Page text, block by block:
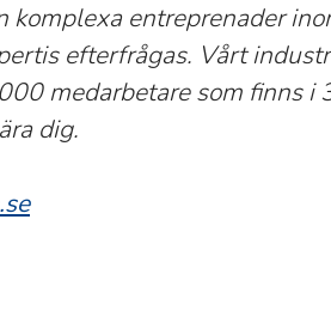
entreprenader
efterfrågas. Vårt
medarbetare som finns i
dig.